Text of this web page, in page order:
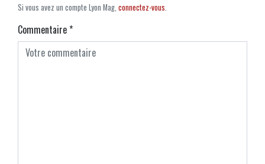
Si vous avez un compte Lyon Mag, connectez-vous.
Commentaire*